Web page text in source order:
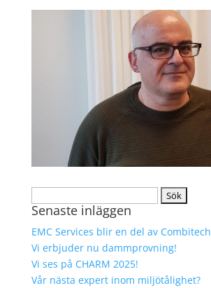
efter:
Senaste inläggen
EMC Services blir en del av Combitech
Vi erbjuder nu dammprovning!
Vi ses på CHARM 2025!
Vår nästa expert inom miljötålighet?